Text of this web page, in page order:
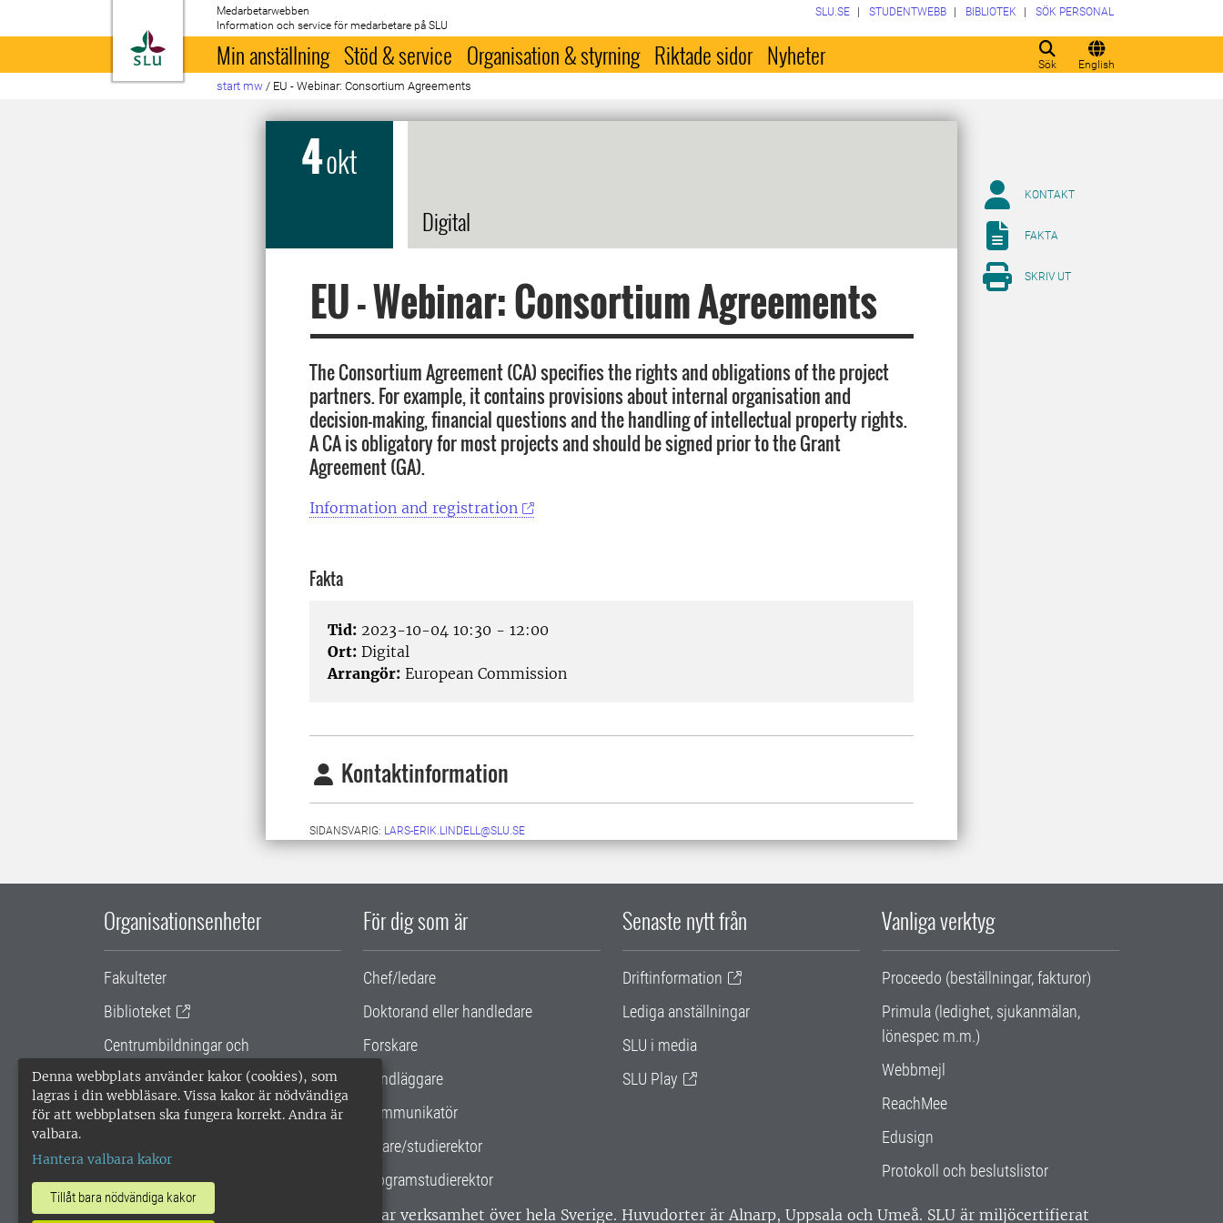
Denna webbplats använder kakor (cookies), som
lagras i din webbläsare. Vissa kakor är nödvändiga
för att webbplatsen ska fungera korrekt. Andra är
valbara.
Hantera valbara kakor
Tillåt bara nödvändiga kakor
Till startsida
Medarbetarwebben
Information och service för medarbetare på SLU
Sök English
SLU.SE STUDENTWEBB BIBLIOTEK SÖK PERSONAL
Min anställning Stöd & service Organisation & styrning Riktade sidor Nyheter
start mw / EU - Webinar: Consortium Agreements
4okt
Digital
EU - Webinar: Consortium Agreements
The Consortium Agreement (CA) specifies the rights and obligations of the project
partners. For example, it contains provisions about internal organisation and
decision-making, financial questions and the handling of intellectual property rights.
A CA is obligatory for most projects and should be signed prior to the Grant
Agreement (GA).
Information and registration
Fakta
Tid: 2023-10-04 10:30 - 12:00
Ort: Digital
Arrangör: European Commission
Kontaktinformation
SIDANSVARIG: LARS-ERIK.LINDELL@SLU.SE
KONTAKT
FAKTA
SKRIV UT
Organisationsenheter
Fakulteter
Biblioteket
Centrumbildningar och
samarbetsprojekt
Gemensamma verksamhetsstödet
För dig som är
Chef/ledare
Doktorand eller handledare
Forskare
Handläggare
Kommunikatör
Lärare/studierektor
Programstudierektor
Senaste nytt från
Driftinformation
Lediga anställningar
SLU i media
SLU Play
Vanliga verktyg
Proceedo (beställningar, fakturor)
Primula (ledighet, sjukanmälan,
lönespec m.m.)
Webbmejl
ReachMee
Edusign
Protokoll och beslutslistor
SLU, Sveriges lantbruksuniversitet, har verksamhet över hela Sverige. Huvudorter är Alnarp, Uppsala och Umeå. SLU är miljöcertifierat